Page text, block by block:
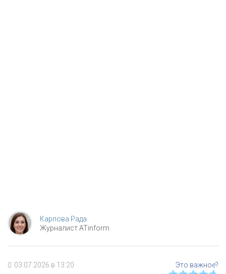
Карпова Рада
Журналист ATinform
03.07.2026 в 13:20